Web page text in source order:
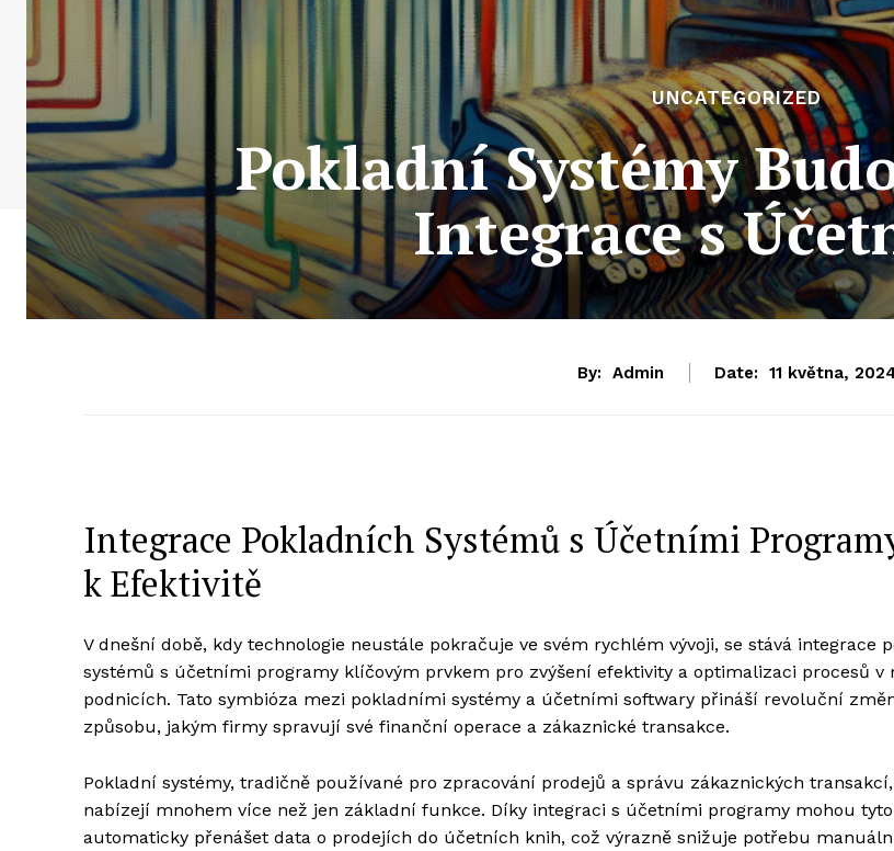
UNCATEGORIZED
Pokladní Systémy
Integrace s
By: Admin Date: 11 května, 2024
Integrace Pokladních Systémů s Účetními
k Efektivitě
V dnešní době, kdy technologie neustále pokračuje ve svém rychlém vývoji, se stává integrace
systémů s účetními programy klíčovým prvkem pro zvýšení efektivity a optimalizaci procesů v
podnicích. Tato symbióza mezi pokladními systémy a účetními softwary přináší revoluční
způsobu, jakým firmy spravují své finanční operace a zákaznické transakce.
Pokladní systémy, tradičně používané pro zpracování prodejů a správu zákaznických
nabízejí mnohem více než jen základní funkce. Díky integraci s účetními programy mohou
automaticky přenášet data o prodejích do účetních knih, což výrazně snižuje potřebu